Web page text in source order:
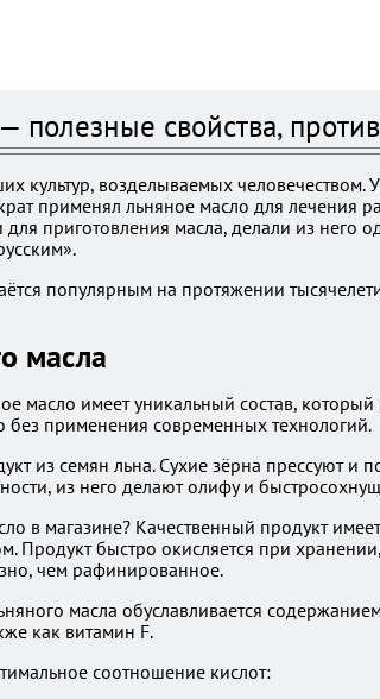
полезные свойства,
культур, возделываемых человечеством.
применял льняное масло для лечения
для приготовления масла, делали из него
популярным на протяжении
масла
масло имеет уникальный состав,
без применения современных технологий.
из семян льна. Сухие зёрна прессуют
из него делают олифу и
в магазине? Качественный продукт
Продукт быстро окисляется при
чем рафинированное.
масла обуславливается
как витамин F.
соотношение кислот: